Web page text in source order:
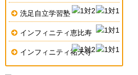
洗足自立学習塾
インフィニティ恵比寿
インフィニティ祐天寺